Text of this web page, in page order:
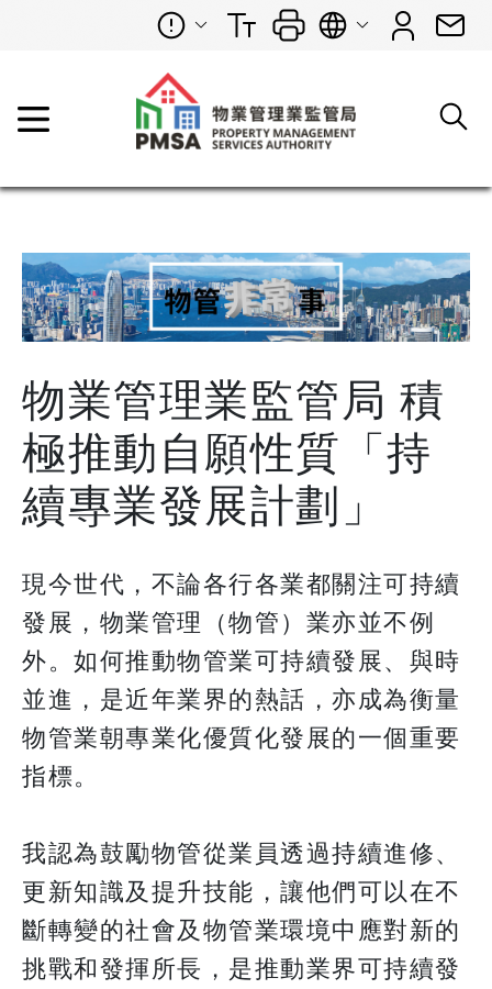
物業管理業監管局 積
極推動自願性質「持
續專業發展計劃」
現今世代，不論各行各業都關注可持續
發展，物業管理（物管）業亦並不例
外。如何推動物管業可持續發展、與時
並進，是近年業界的熱話，亦成為衡量
物管業朝專業化優質化發展的一個重要
指標。
​​​​​​​我認為鼓勵物管從業員透過持續進修、
更新知識及提升技能，讓他們可以在不
斷轉變的社會及物管業環境中應對新的
挑戰和發揮所長，是推動業界可持續發